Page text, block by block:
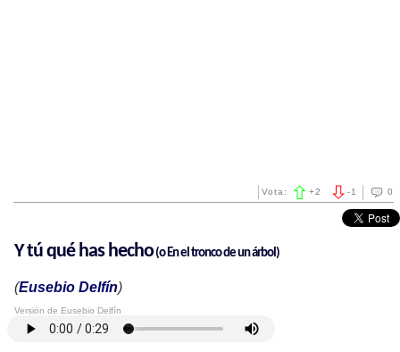
0
-1
Vota: +2
Y tú qué has hecho(oEn el tronco de un árbol)
(Eusebio Delfín)
Versión de Eusebio Delfín